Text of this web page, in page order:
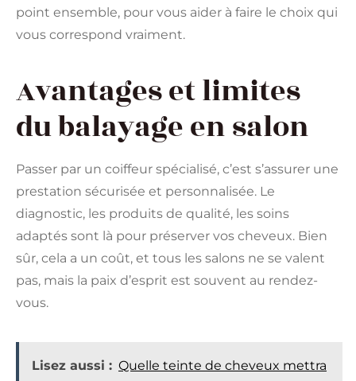
point ensemble, pour vous aider à faire le choix qui
vous correspond vraiment.
Avantages et limites
du balayage en salon
Passer par un coiffeur spécialisé, c’est s’assurer une
prestation sécurisée et personnalisée. Le
diagnostic, les produits de qualité, les soins
adaptés sont là pour préserver vos cheveux. Bien
sûr, cela a un coût, et tous les salons ne se valent
pas, mais la paix d’esprit est souvent au rendez-
vous.
Lisez aussi : Quelle teinte de cheveux mettra